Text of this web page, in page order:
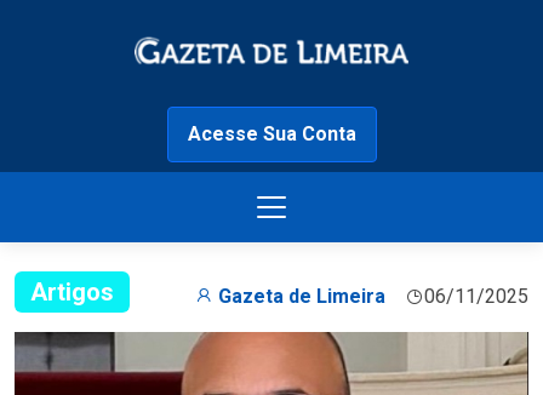
Acesse Sua Conta
Artigos Gazeta de Limeira 06/11/2025